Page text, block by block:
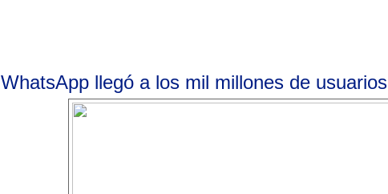
WhatsApp llegó a los mil millones de usuarios